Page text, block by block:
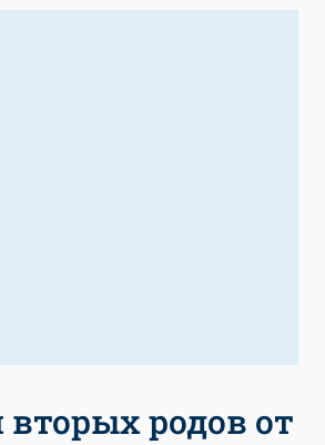
родов от